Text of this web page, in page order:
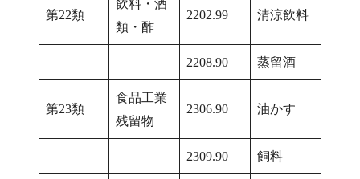
第22類
飲料・酒
類・酢
2202.99 清涼飲料
2208.90 蒸留酒
第23類
食品工業
残留物
2306.90 油かす
2309.90 飼料